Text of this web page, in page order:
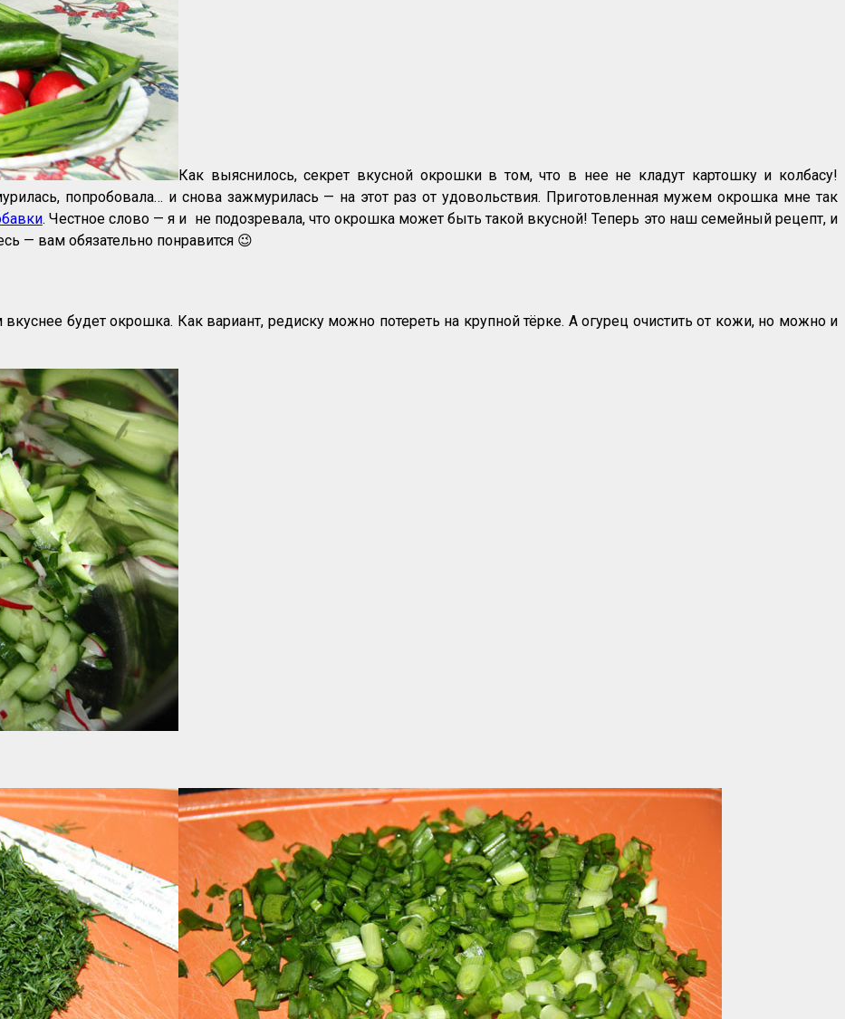
Как выяснилось, секрет вкусной окрошки в том, что в нее не кладут картошку и колбасу!
попробовала… и снова зажмурилась — на этот раз от удовольствия. Приготовленная мужем окрошка мне так
. Честное слово — я и не подозревала, что окрошка может быть такой вкусной! Теперь это наш семейный рецепт, и
— вам обязательно понравится 😉
будет окрошка. Как вариант, редиску можно потереть на крупной тёрке. А огурец очистить от кожи, но можно и